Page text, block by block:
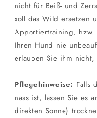
nicht für Beiß- und
soll das Wild ersetzen
Apportiertraining, bzw.
Ihren Hund nie
erlauben Sie ihm nicht,
Pflegehinweise: Falls
nass ist, lassen Sie es
direkten Sonne)